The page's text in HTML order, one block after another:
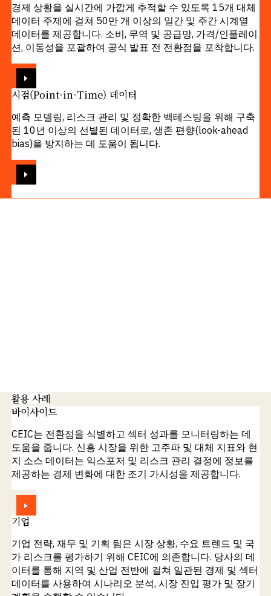
경제 상황을 실시간에 가깝게 추적할 수 있도록 15개 대체
데이터 주제에 걸쳐 50만 개 이상의 일간 및 주간 시계열
데이터를 제공합니다. 소비, 무역 및 공급망, 가격/인플레이
션, 이동성을 포괄하여 공식 발표 전 전환점을 포착합니다.
시점(Point-in-Time) 데이터
예측 모델링, 리스크 관리 및 정확한 백테스팅을 위해 구축
된 10년 이상의 선별된 데이터로, 생존 편향(look-ahead
bias)을 방지하는 데 도움이 됩니다.
활용 사례
바이사이드
CEIC는 전환점을 식별하고 섹터 성과를 모니터링하는 데
도움을 줍니다. 신흥 시장을 위한 고주파 및 대체 지표와 현
지 소스 데이터는 익스포저 및 리스크 관리 결정에 정보를
제공하는 경제 변화에 대한 조기 가시성을 제공합니다.
기업
기업 전략, 재무 및 기획 팀은 시장 상황, 수요 트렌드 및 국
가 리스크를 평가하기 위해 CEIC에 의존합니다. 당사의 데
이터를 통해 지역 및 산업 전반에 걸쳐 일관된 경제 및 섹터
데이터를 사용하여 시나리오 분석, 시장 진입 평가 및 장기